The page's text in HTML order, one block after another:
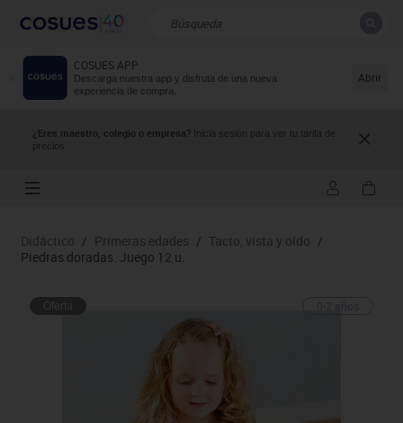
COSUES APP
Descarga nuestra app y disfruta de una nueva
experiencia de compra.
Abrir
¿Eres maestro, colegio o empresa? Inicia sesión para ver tu tarifa de
precios.
Resultados de la búsqueda
Didáctico / Primeras edades / Tacto, vista y oído /
Piedras doradas. Juego 12 u.
Oferta